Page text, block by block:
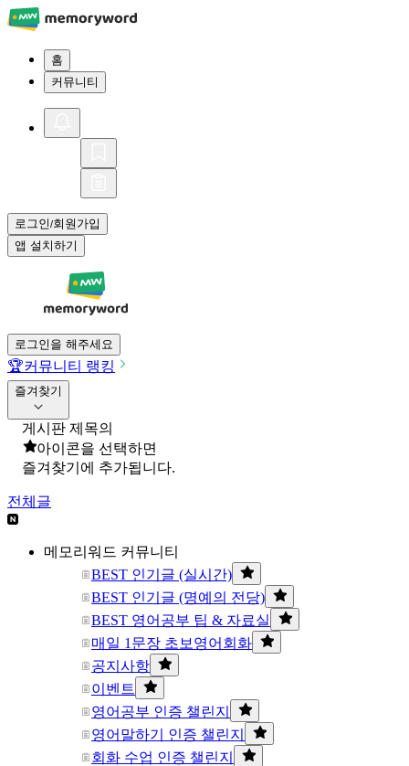
홈
커뮤니티
로그인/회원가입
앱 설치하기
로그인을 해주세요
🏆커뮤니티 랭킹
즐겨찾기
게시판 제목의
아이콘을 선택하면
즐겨찾기에 추가됩니다.
전체글
메모리워드 커뮤니티
BEST 인기글 (실시간)
BEST 인기글 (명예의 전당)
BEST 영어공부 팁 & 자료실
매일 1문장 초보영어회화
공지사항
이벤트
영어공부 인증 챌린지
영어말하기 인증 챌린지
회화 수업 인증 챌린지